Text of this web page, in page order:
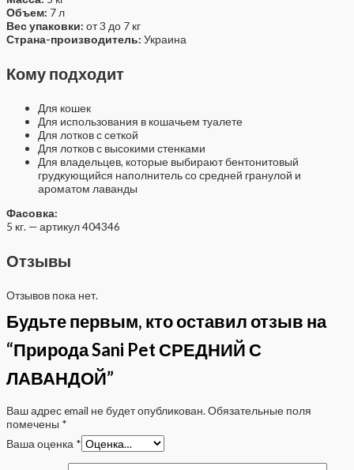
Объем: 7 л
Вес упаковки: от 3 до 7 кг
Страна-производитель: Украина
Кому подходит
Для кошек
Для использования в кошачьем туалете
Для лотков с сеткой
Для лотков с высокими стенками
Для владельцев, которые выбирают бентонитовый
грудкующийся наполнитель со средней гранулой и
ароматом лаванды
Фасовка:
5 кг. — артикул 404346
Отзывы
Отзывов пока нет.
Будьте первым, кто оставил отзыв на
“Природа Sani Pet СРЕДНИЙ С
ЛАВАНДОЙ”
Ваш адрес email не будет опубликован. Обязательные поля
помечены *
Ваша оценка *